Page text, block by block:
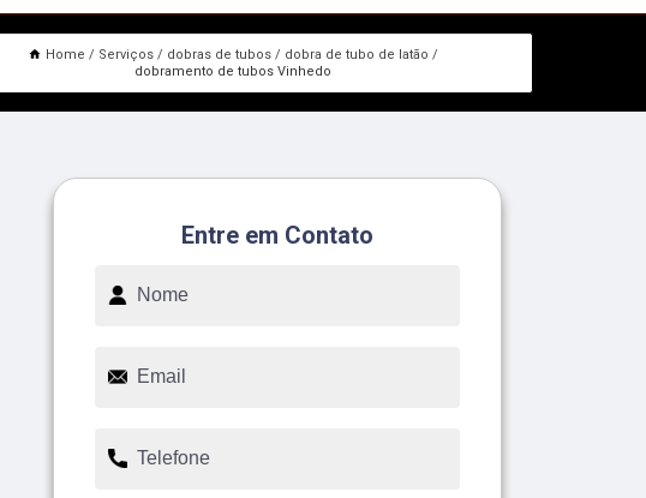
Home Serviços dobras de tubos
dobra de tubo de latão
dobramento de tubos Vinhedo
Entre em Contato